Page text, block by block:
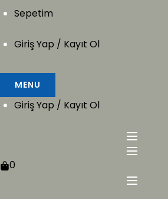
Sepetim
Giriş Yap / Kayıt Ol
MENU
Giriş Yap / Kayıt Ol
0